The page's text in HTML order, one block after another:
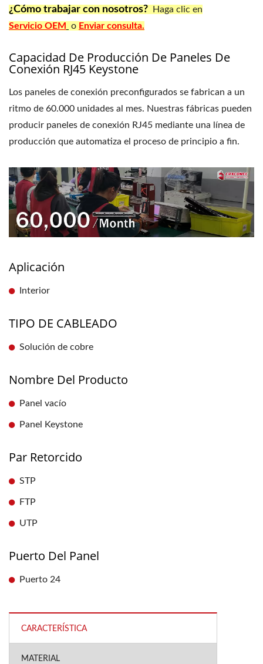
¿Cómo trabajar con nosotros?
Haga clic en
Servicio OEM
o Enviar consulta.
Capacidad De Producción De Paneles De
Conexión RJ45 Keystone
Los paneles de conexión preconfigurados se fabrican a un
ritmo de 60.000 unidades al mes. Nuestras fábricas pueden
producir paneles de conexión RJ45 mediante una línea de
producción que automatiza el proceso de principio a fin.
Aplicación
Interior
TIPO DE CABLEADO
Solución de cobre
Nombre Del Producto
Panel vacío
Panel Keystone
Par Retorcido
STP
FTP
UTP
Puerto Del Panel
Puerto 24
CARACTERÍSTICA
MATERIAL